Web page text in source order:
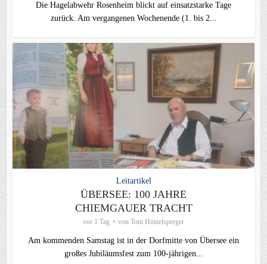
Die Hagelabwehr Rosenheim blickt auf einsatzstarke Tage
zurück. Am vergangenen Wochenende (1. bis 2...
Leitartikel
ÜBERSEE: 100 JAHRE
CHIEMGAUER TRACHT
vor 1 Tag von Toni Hötzelsperger
Am kommenden Samstag ist in der Dorfmitte von Übersee ein
großes Jubiläumsfest zum 100-jährigen...